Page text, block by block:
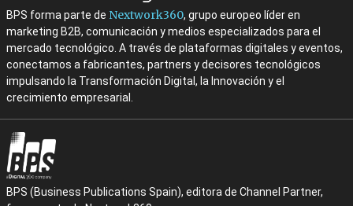
BPS forma parte de Nextwork360, grupo europeo líder en
marketing B2B, comunicación y medios especializados para el
mercado tecnológico. A través de plataformas digitales y eventos,
conectamos a fabricantes, partners y decisores tecnológicos
impulsando la Transformación Digital, la Innovación y el
crecimiento empresarial.
BPS (Business Publications Spain), editora de Channel Partner,